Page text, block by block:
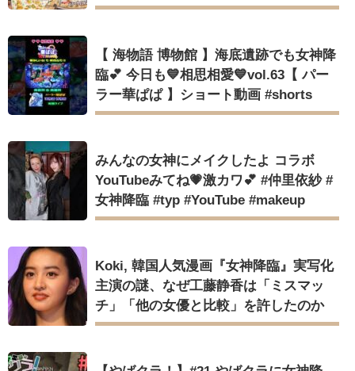
【 海物語 博物館 】海底遺跡でも女神降
臨💕 今日も💙相思相愛💙vol.63【 パー
ラー華ぱぱ 】ショート動画 #shorts
みんなの女神にメイクしたよ コラボ
YouTubeみてね💗激カワ💕︎ #仲里依紗 #
女神降臨 #typ #YouTube #makeup
Koki, 韓国人気漫画『女神降臨』実写化
主演の謎、なぜ工藤静香は「ミスマッ
チ」「他の女優と比較」を許したのか